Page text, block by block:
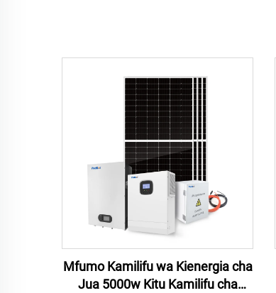
Mfumo Kamilifu wa Kienergia cha
Jua 5000w Kitu Kamilifu cha